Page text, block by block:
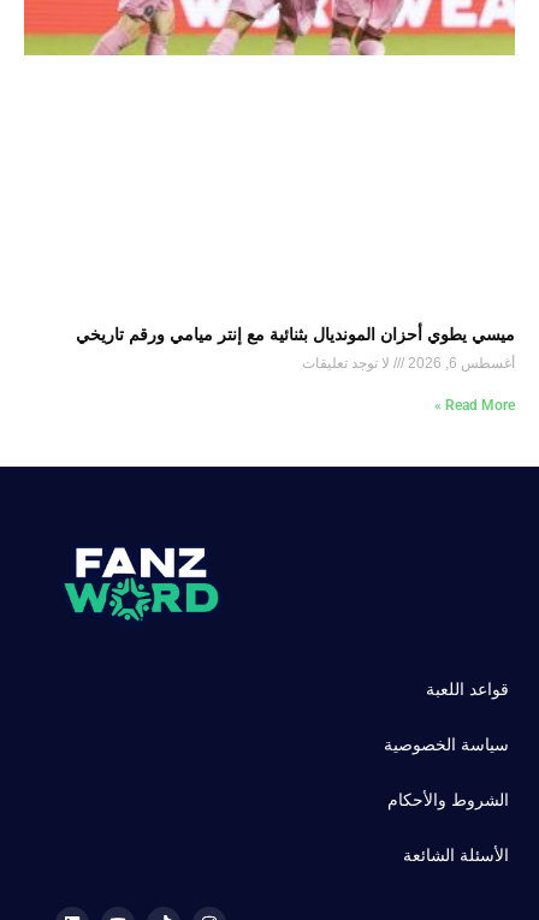
ميسي يطوي أحزان المونديال بثنائية مع إنتر ميامي ورقم تاريخي
أغسطس 6, 2026 لا توجد تعليقات
Read More »
قواعد اللعبة
سياسة الخصوصية
الشروط والأحكام
الأسئلة الشائعة